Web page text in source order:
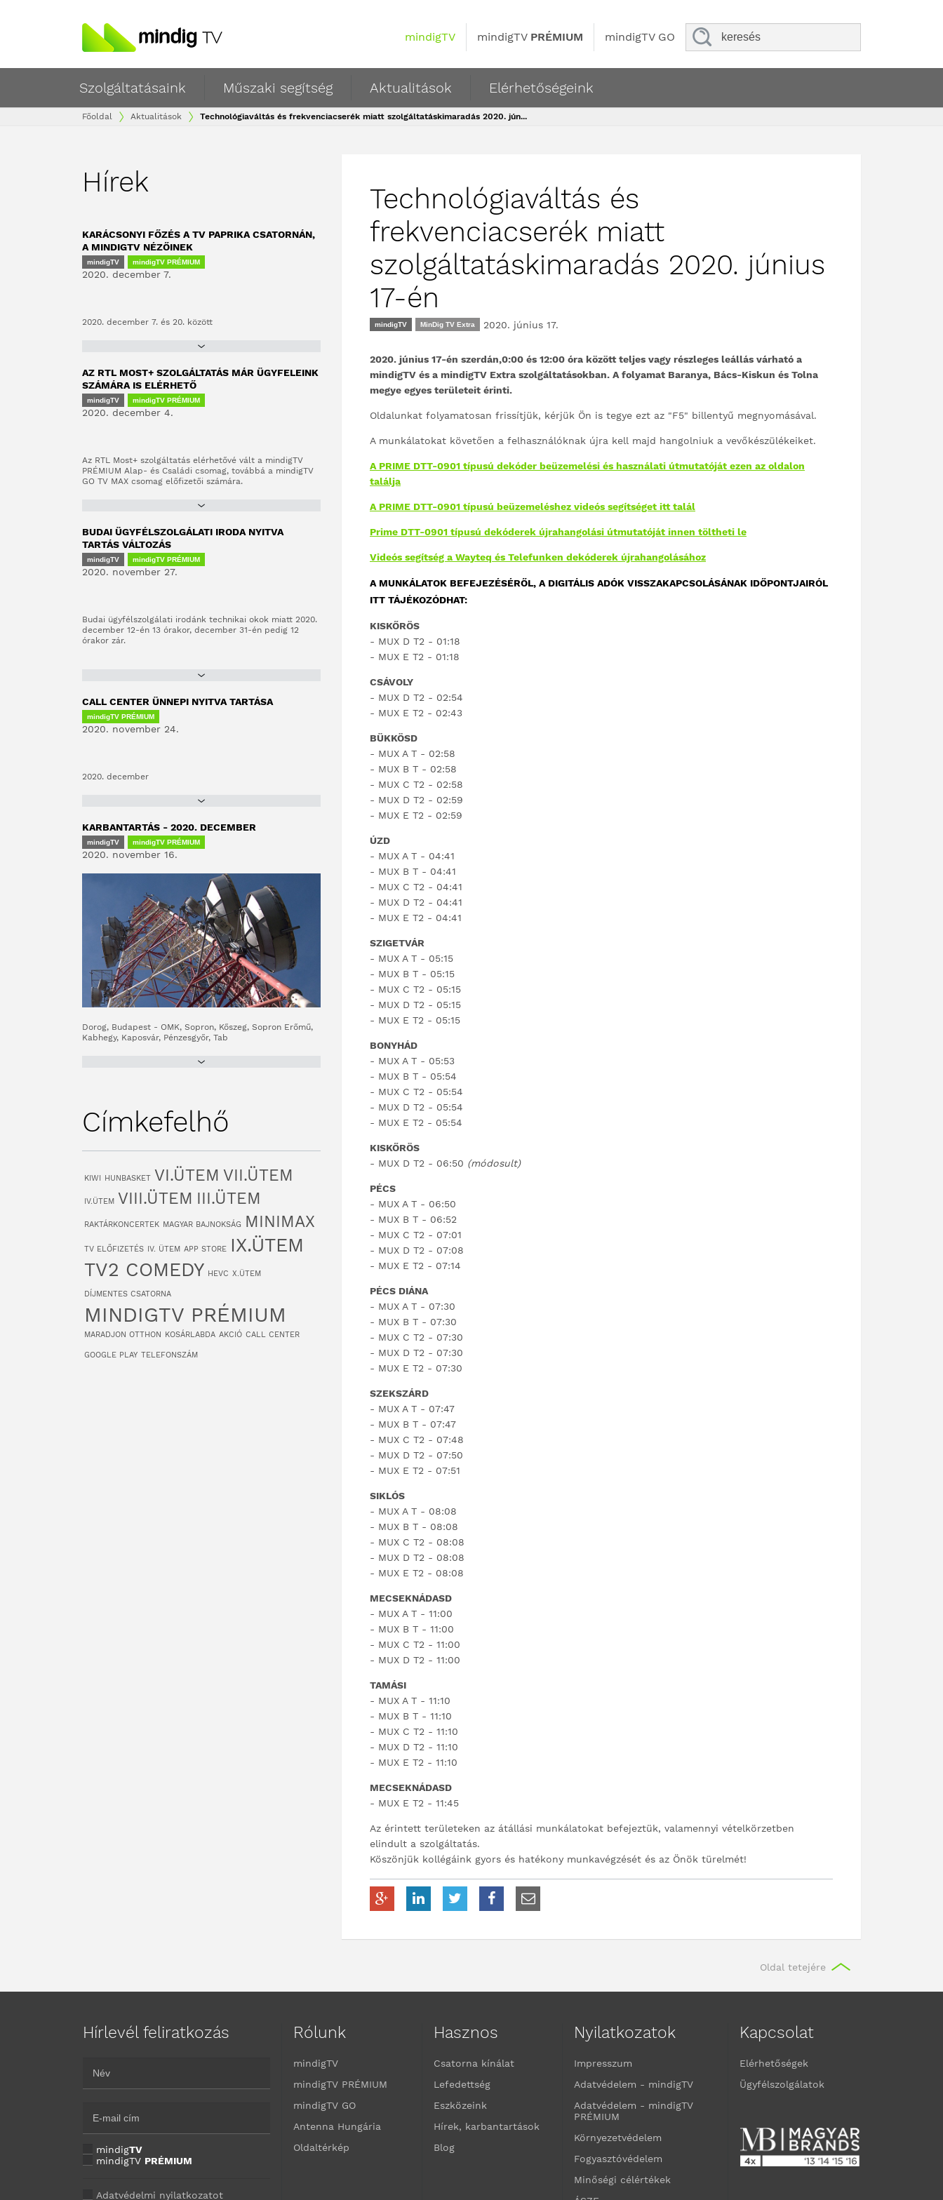
mindigTV mindigTV PRÉMIUM mindigTV GO
Szolgáltatásaink Műszaki segítség Aktualitások Elérhetőségeink
Főoldal Aktualitások Technológiaváltás és frekvenciacserék miatt szolgáltatáskimaradás 2020. jún...
Hírek
KARÁCSONYI FŐZÉS A TV PAPRIKA CSATORNÁN,
A MINDIGTV NÉZŐINEK
mindigTV mindigTV PRÉMIUM
2020. december 7.
2020. december 7. és 20. között
AZ RTL MOST+ SZOLGÁLTATÁS MÁR ÜGYFELEINK
SZÁMÁRA IS ELÉRHETŐ
mindigTV mindigTV PRÉMIUM
2020. december 4.
Az RTL Most+ szolgáltatás elérhetővé vált a mindigTV
PRÉMIUM Alap- és Családi csomag, továbbá a mindigTV
GO TV MAX csomag előfizetői számára.
BUDAI ÜGYFÉLSZOLGÁLATI IRODA NYITVA
TARTÁS VÁLTOZÁS
mindigTV mindigTV PRÉMIUM
2020. november 27.
Budai ügyfélszolgálati irodánk technikai okok miatt 2020.
december 12-én 13 órakor, december 31-én pedig 12
órakor zár.
CALL CENTER ÜNNEPI NYITVA TARTÁSA
mindigTV PRÉMIUM
2020. november 24.
2020. december
KARBANTARTÁS - 2020. DECEMBER
mindigTV mindigTV PRÉMIUM
2020. november 16.
Dorog, Budapest - OMK, Sopron, Kőszeg, Sopron Erőmű,
Kabhegy, Kaposvár, Pénzesgyőr, Tab
Címkefelhő
KIWI HUNBASKET VI.ÜTEM VII.ÜTEM
IV.ÜTEM VIII.ÜTEM III.ÜTEM
RAKTÁRKONCERTEK MAGYAR BAJNOKSÁG MINIMAX
TV ELŐFIZETÉS IV. ÜTEM APP STORE
IX.ÜTEM
TV2 COMEDY HEVC X.ÜTEM
DÍJMENTES CSATORNA
MINDIGTV PRÉMIUM
MARADJON OTTHON KOSÁRLABDA AKCIÓ CALL CENTER
GOOGLE PLAY TELEFONSZÁM
Technológiaváltás és
frekvenciacserék miatt
szolgáltatáskimaradás 2020. június
17-én
mindigTV MinDig TV Extra 2020. június 17.
2020. június 17-én szerdán,0:00 és 12:00 óra között teljes vagy részleges leállás várható a
mindigTV és a mindigTV Extra szolgáltatásokban. A folyamat Baranya, Bács-Kiskun és Tolna
megye egyes területeit érinti.
Oldalunkat folyamatosan frissítjük, kérjük Ön is tegye ezt az "F5" billentyű megnyomásával.
A munkálatokat követően a felhasználóknak újra kell majd hangolniuk a vevőkészülékeiket.
A PRIME DTT-0901 típusú dekóder beüzemelési és használati útmutatóját ezen az oldalon
találja
A PRIME DTT-0901 típusú beüzemeléshez videós segítséget itt talál
Prime DTT-0901 típusú dekóderek újrahangolási útmutatóját innen töltheti le
Videós segítség a Wayteq és Telefunken dekóderek újrahangolásához
A MUNKÁLATOK BEFEJEZÉSÉRŐL, A DIGITÁLIS ADÓK VISSZAKAPCSOLÁSÁNAK IDŐPONTJAIRÓL
ITT TÁJÉKOZÓDHAT:
KISKŐRÖS
- MUX D T2 - 01:18
- MUX E T2 - 01:18
CSÁVOLY
- MUX D T2 - 02:54
- MUX E T2 - 02:43
BÜKKÖSD
- MUX A T - 02:58
- MUX B T - 02:58
- MUX C T2 - 02:58
- MUX D T2 - 02:59
- MUX E T2 - 02:59
ÚZD
- MUX A T - 04:41
- MUX B T - 04:41
- MUX C T2 - 04:41
- MUX D T2 - 04:41
- MUX E T2 - 04:41
SZIGETVÁR
- MUX A T - 05:15
- MUX B T - 05:15
- MUX C T2 - 05:15
- MUX D T2 - 05:15
- MUX E T2 - 05:15
BONYHÁD
- MUX A T - 05:53
- MUX B T - 05:54
- MUX C T2 - 05:54
- MUX D T2 - 05:54
- MUX E T2 - 05:54
KISKŐRÖS
- MUX D T2 - 06:50 (módosult)
PÉCS
- MUX A T - 06:50
- MUX B T - 06:52
- MUX C T2 - 07:01
- MUX D T2 - 07:08
- MUX E T2 - 07:14
PÉCS DIÁNA
- MUX A T - 07:30
- MUX B T - 07:30
- MUX C T2 - 07:30
- MUX D T2 - 07:30
- MUX E T2 - 07:30
SZEKSZÁRD
- MUX A T - 07:47
- MUX B T - 07:47
- MUX C T2 - 07:48
- MUX D T2 - 07:50
- MUX E T2 - 07:51
SIKLÓS
- MUX A T - 08:08
- MUX B T - 08:08
- MUX C T2 - 08:08
- MUX D T2 - 08:08
- MUX E T2 - 08:08
MECSEKNÁDASD
- MUX A T - 11:00
- MUX B T - 11:00
- MUX C T2 - 11:00
- MUX D T2 - 11:00
TAMÁSI
- MUX A T - 11:10
- MUX B T - 11:10
- MUX C T2 - 11:10
- MUX D T2 - 11:10
- MUX E T2 - 11:10
MECSEKNÁDASD
- MUX E T2 - 11:45
Az érintett területeken az átállási munkálatokat befejeztük, valamennyi vételkörzetben
elindult a szolgáltatás.
Köszönjük kollégáink gyors és hatékony munkavégzését és az Önök türelmét!
Oldal tetejére
Hírlevél feliratkozás
mindigTV
mindigTV PRÉMIUM
Adatvédelmi nyilatkozatot
Rólunk
mindigTV
mindigTV PRÉMIUM
mindigTV GO
Antenna Hungária
Oldaltérkép
Hasznos
Csatorna kínálat
Lefedettség
Eszközeink
Hírek, karbantartások
Blog
Nyilatkozatok
Impresszum
Adatvédelem - mindigTV
Adatvédelem - mindigTV
PRÉMIUM
Környezetvédelem
Fogyasztóvédelem
Minőségi célértékek
Kapcsolat
Elérhetőségek
Ügyfélszolgálatok